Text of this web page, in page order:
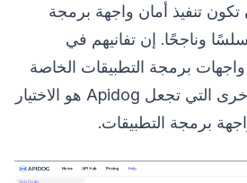
تنفيذ أمان واجهة برمجة
وناجحًا. إن تفانيهم في
برمجة التطبيقات الخاصة
بك هو أحد الأسباب الأخرى التي تجعل Apidog هو الاختيار
برمجة التطبيقات.